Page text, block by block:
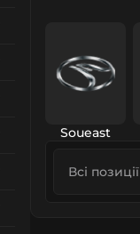
Soueast
Всі позиції